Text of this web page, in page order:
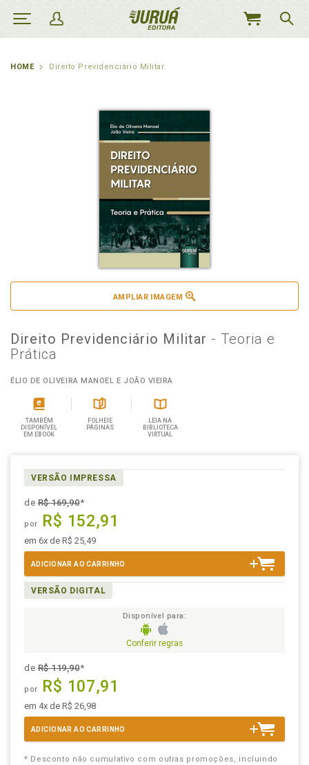
MEU
HOME Direito Previdenciário Militar
AMPLIAR IMAGEM
Direito Previdenciário Militar - Teoria e
Prática
ÉLIO DE OLIVEIRA MANOEL E JOÃO VIEIRA
TAMBÉM
DISPONÍVEL
EM EBOOK
FOLHEIE
PÁGINAS
LEIA NA
BIBLIOTECA
VIRTUAL
VERSÃO IMPRESSA
deR$ 169,90*
por R$ 152,91
em 6x de R$ 25,49
ADICIONAR AO CARRINHO
VERSÃO DIGITAL
Disponível para:
Conferir regras
deR$ 119,90*
por R$ 107,91
em 4x de R$ 26,98
ADICIONAR AO CARRINHO
* Desconto não cumulativo com outras promoções, incluindo